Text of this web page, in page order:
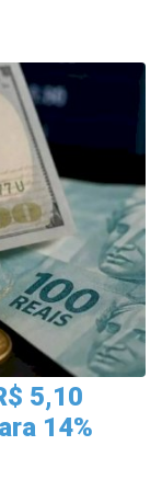
5,10
14%